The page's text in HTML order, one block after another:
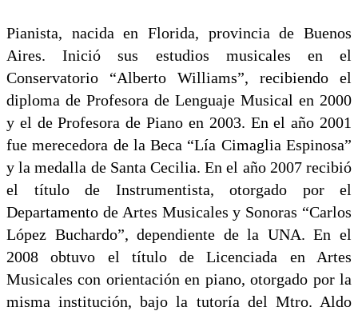
Pianista, nacida en Florida, provincia de Buenos
Aires. Inició sus estudios musicales en el
Conservatorio “Alberto Williams”, recibiendo el
diploma de Profesora de Lenguaje Musical en 2000
y el de Profesora de Piano en 2003. En el año 2001
fue merecedora de la Beca “Lía Cimaglia Espinosa”
y la medalla de Santa Cecilia. En el año 2007 recibió
el título de Instrumentista, otorgado por el
Departamento de Artes Musicales y Sonoras “Carlos
López Buchardo”, dependiente de la UNA. En el
2008 obtuvo el título de Licenciada en Artes
Musicales con orientación en piano, otorgado por la
misma institución, bajo la tutoría del Mtro. Aldo